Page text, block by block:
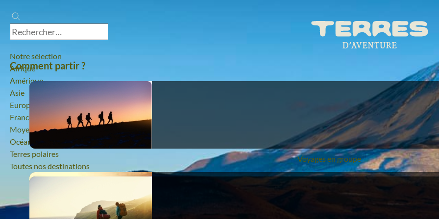
Notre sélection
Afrique
Amérique
Asie
Europe
France
Moyen-Orient
Océanie
Terres polaires
Toutes nos destinations
Comment partir ?
Voyages en groupe